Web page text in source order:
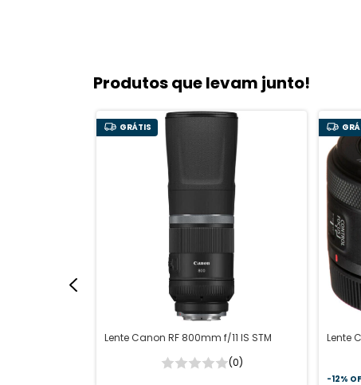
Produtos que levam junto!
GRÁTIS
Lente Canon RF 800mm f/11 IS STM
(0)
Lente
-12%